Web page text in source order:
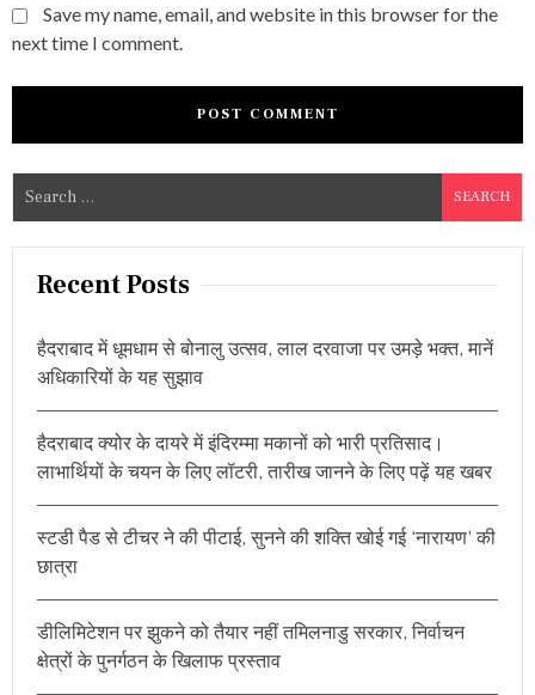
Save my name, email, and website in this browser for the
next time I comment.
a
Recent Posts
हैदराबाद में धूमधाम से बोनालु उत्सव, लाल दरवाजा पर उमड़े भक्त, मानें
अधिकारियों के यह सुझाव
हैदराबाद क्योर के दायरे में इंदिरम्मा मकानों को भारी प्रतिसाद।
लाभार्थियों के चयन के लिए लॉटरी, तारीख जानने के लिए पढ़ें यह खबर
स्टडी पैड से टीचर ने की पीटाई, सुनने की शक्ति खोई गई ‘नारायण’ की
छात्रा
डीलिमिटेशन पर झुकने को तैयार नहीं तमिलनाडु सरकार, निर्वाचन
क्षेत्रों के पुनर्गठन के खिलाफ प्रस्ताव